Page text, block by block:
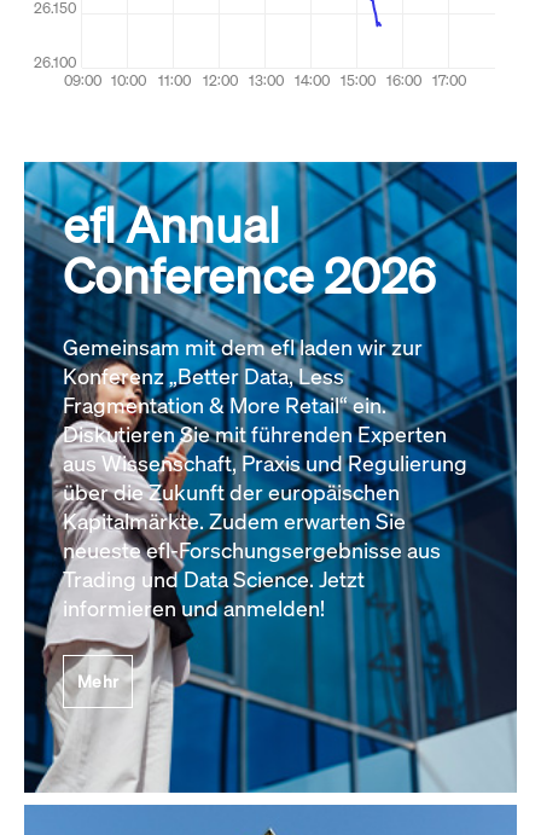
efl Annual
Conference 2026
Gemeinsam mit dem efl laden wir zur
Konferenz „Better Data, Less
Fragmentation & More Retail“ ein.
Diskutieren Sie mit führenden Experten
aus Wissenschaft, Praxis und Regulierung
über die Zukunft der europäischen
Kapitalmärkte. Zudem erwarten Sie
neueste efl-Forschungsergebnisse aus
Trading und Data Science. Jetzt
informieren und anmelden!
Mehr